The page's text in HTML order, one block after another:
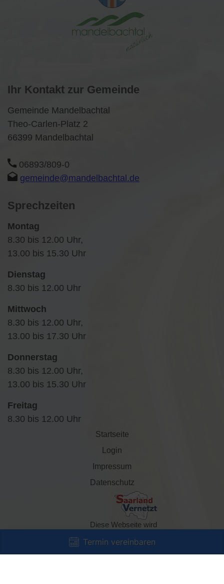
Ihr Kontakt zur Gemeinde
Gemeinde Mandelbachtal
Theo-Carlen-Platz 2
66399 Mandelbachtal
06893/809-0
gemeinde@mandelbachtal.de
Sprechzeiten
Montag
8.30 bis 12.00 Uhr,
13.00 bis 15.30 Uhr
Dienstag
8.30 bis 12.00 Uhr
Mittwoch
8.30 bis 12.00 Uhr,
13.00 bis 17.30 Uhr
Donnerstag
8.30 bis 12.00 Uhr,
13.00 bis 15.30 Uhr
Freitag
8.30 bis 12.00 Uhr
Startseite
Login
Impressum
Datenschutz
Diese Webseite wird
„Saarland vernetzt“
Termin vereinbaren